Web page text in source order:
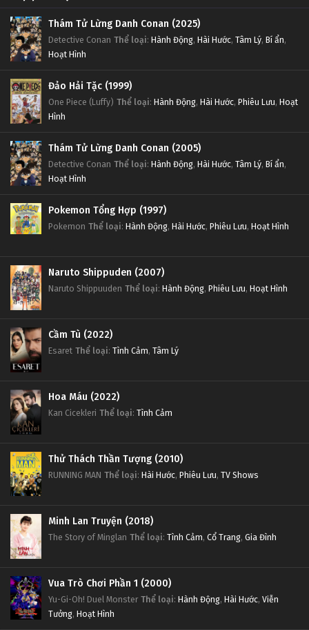
Thám Tử Lừng Danh Conan (2025)
Detective Conan Thể loại: Hành Động, Hài Hước, Tâm Lý, Bí ẩn,
Hoạt Hình
Đảo Hải Tặc (1999)
One Piece (Luffy) Thể loại: Hành Động, Hài Hước, Phiêu Lưu, Hoạt
Hình
Thám Tử Lừng Danh Conan (2005)
Detective Conan Thể loại: Hành Động, Hài Hước, Tâm Lý, Bí ẩn,
Hoạt Hình
Pokemon Tổng Hợp (1997)
Pokemon Thể loại: Hành Động, Hài Hước, Phiêu Lưu, Hoạt Hình
Naruto Shippuden (2007)
Naruto Shippuuden Thể loại: Hành Động, Phiêu Lưu, Hoạt Hình
Cầm Tù (2022)
Esaret Thể loại: Tình Cảm, Tâm Lý
Hoa Máu (2022)
Kan Cicekleri Thể loại: Tình Cảm
Thử Thách Thần Tượng (2010)
RUNNING MAN Thể loại: Hài Hước, Phiêu Lưu, TV Shows
Minh Lan Truyện (2018)
The Story of Minglan Thể loại: Tình Cảm, Cổ Trang, Gia Đình
Vua Trò Chơi Phần 1 (2000)
Yu-Gi-Oh! Duel Monster Thể loại: Hành Động, Hài Hước, Viễn
Tưởng, Hoạt Hình